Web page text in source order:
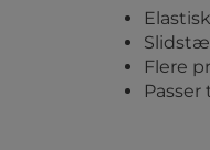
Flere